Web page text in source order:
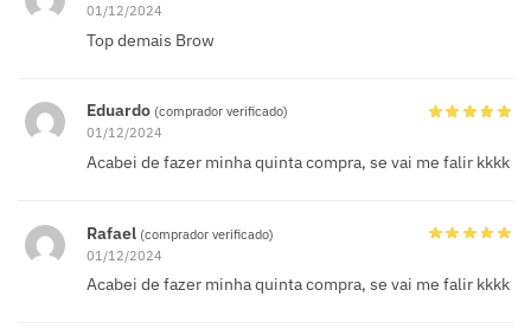
01/12/2024
Top demais Brow
Eduardo (comprador verificado)
01/12/2024
Acabei de fazer minha quinta compra, se vai me falir kkkk
Rafael (comprador verificado)
01/12/2024
Acabei de fazer minha quinta compra, se vai me falir kkkk